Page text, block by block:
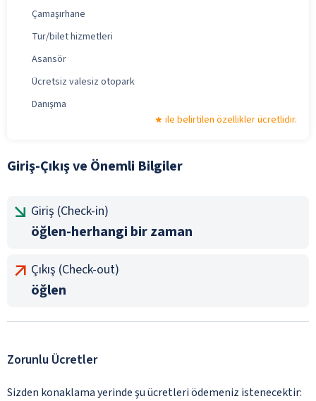
Çamaşırhane
Tur/bilet hizmetleri
Asansör
Ücretsiz valesiz otopark
Danışma
ile belirtilen özellikler ücretlidir.
Giriş-Çıkış ve Önemli Bilgiler
Giriş (Check-in)
öğlen-herhangi bir zaman
Çıkış (Check-out)
öğlen
Zorunlu Ücretler
Sizden konaklama yerinde şu ücretleri ödemeniz istenecektir: